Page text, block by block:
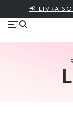
📢